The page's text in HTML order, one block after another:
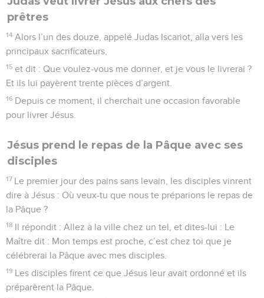
prêtres
14 Alors l’un des douze, appelé Judas Iscariot, alla vers les
principaux sacrificateurs,
15 et dit : Que voulez-vous me donner, et je vous le livrerai ?
Et ils lui payèrent trente pièces d’argent.
16 Depuis ce moment, il cherchait une occasion favorable
pour livrer Jésus.
Jésus prend le repas de la Pâque avec ses
disciples
17 Le premier jour des pains sans levain, les disciples vinrent
dire à Jésus : Où veux-tu que nous te préparions le repas de
la Pâque ?
18 Il répondit : Allez à la ville chez un tel, et dites-lui : Le
Maître dit : Mon temps est proche, c’est chez toi que je
célébrerai la Pâque avec mes disciples.
19 Les disciples firent ce que Jésus leur avait ordonné et ils
préparèrent la Pâque.